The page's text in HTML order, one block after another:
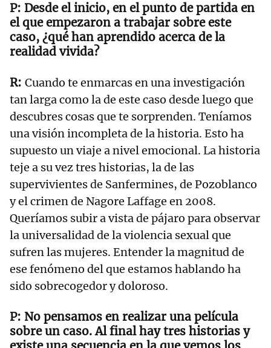
Desde el inicio, en el punto de partida en
el que empezaron a trabajar sobre este
caso, ¿qué han aprendido acerca de la
realidad vivida?
Cuando te enmarcas en una investigación
tan larga como la de este caso desde luego que
descubres cosas que te sorprenden. Teníamos
una visión incompleta de la historia. Esto ha
supuesto un viaje a nivel emocional. La historia
teje a su vez tres historias, la de las
supervivientes de Sanfermines, de Pozoblanco
y el crimen de Nagore Laffage en 2008.
Queríamos subir a vista de pájaro para observar
la universalidad de la violencia sexual que
sufren las mujeres. Entender la magnitud de
ese fenómeno del que estamos hablando ha
sido sobrecogedor y doloroso.
No pensamos en realizar una película
sobre un caso. Al final hay tres historias y